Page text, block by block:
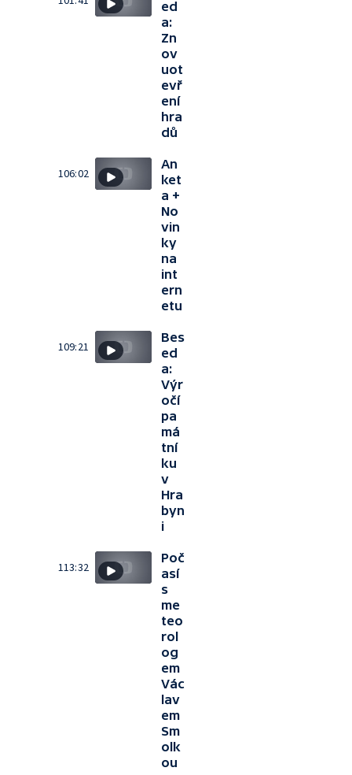
ed
a:
Zn
ov
uot
evř
ení
hra
dů
106:02
An
ket
a +
No
vin
ky
na
int
ern
etu
109:21
Bes
ed
a:
Výr
očí
pa
má
tní
ku
v
Hra
byn
i
113:32
Poč
así
s
me
teo
rol
og
em
Vác
lav
em
Sm
olk
ou